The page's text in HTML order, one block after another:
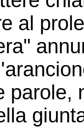
al
parole,